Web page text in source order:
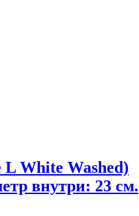
White Washed)
внутри: 23 см.